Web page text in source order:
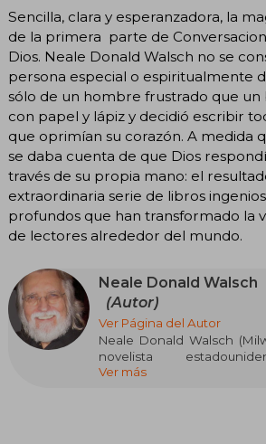
Sencilla, clara y esperanzadora, la
de la primera parte de
Dios. Neale Donald Walsch no se
persona especial o espiritualmente
sólo de un hombre frustrado que un
con papel y lápiz y decidió escribir
que oprimían su corazón. A medida
se daba cuenta de que Dios
través de su propia mano: el
extraordinaria serie de libros
profundos que han transformado la
de lectores alrededor del mundo.
Neale Donald Walsch
(Autor)
Ver Página del Autor
Neale Donald Walsch
novelista
mundialmente por su
Ver más